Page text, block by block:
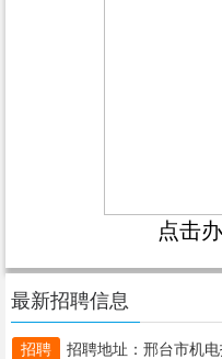
点击
最新招聘信息
招聘